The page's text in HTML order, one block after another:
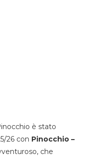
è stato
26 con Pinocchio –
che